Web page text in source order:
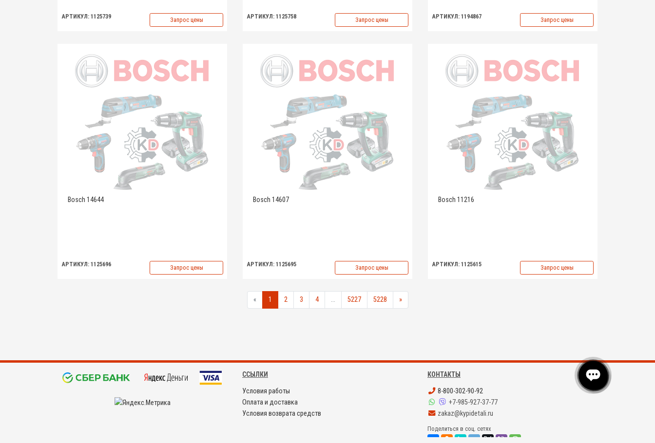
АРТИКУЛ: 1125739 Запрос цены АРТИКУЛ: 1125758 Запрос цены АРТИКУЛ: 1194867 Запрос цены
Bosch 14644
АРТИКУЛ: 1125696 Запрос цены
Bosch 14607
АРТИКУЛ: 1125695 Запрос цены
Bosch 11216
АРТИКУЛ: 1125615 Запрос цены
« 1 2 3 4 ... 5227 5228 »
ССЫЛКИ
Условия работы
Оплата и доставка
Условия возврата средств
КОНТАКТЫ
8-800-302-90-92
+7-985-927-37-77
zakaz@kypidetali.ru
Поделиться в соц. сетях